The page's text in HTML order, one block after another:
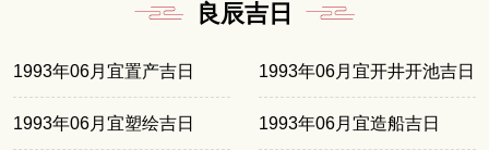
良辰吉日
1993年06月宜置产吉日 1993年06月宜开井开池吉日
1993年06月宜塑绘吉日 1993年06月宜造船吉日